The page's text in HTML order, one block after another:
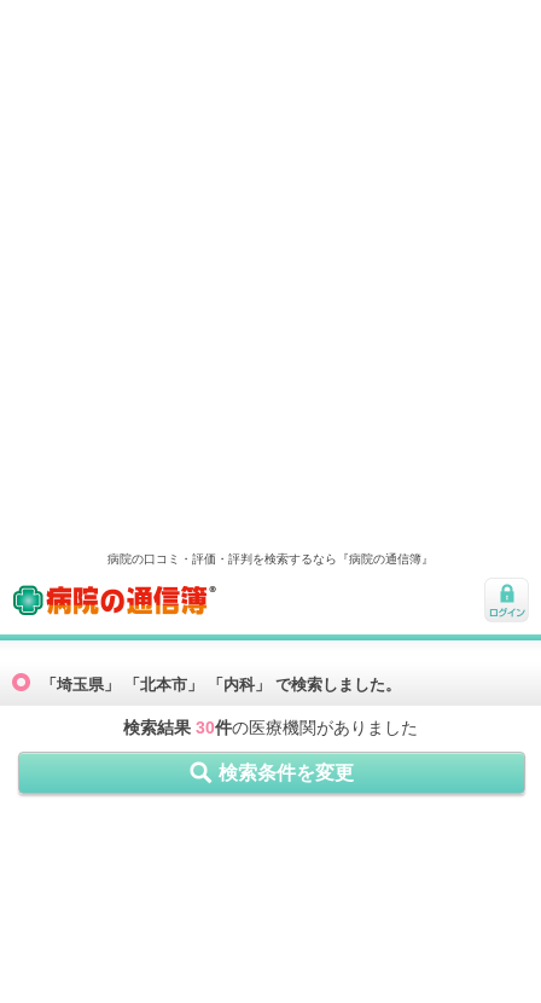
病院の口コミ・評価・評判を検索するなら『病院の通信簿』
病院の通信簿
ログ
「埼玉県」 「北本市」 「内科」 で検索しました。
検索結果 30件の医療機関がありました
検索条件を変更